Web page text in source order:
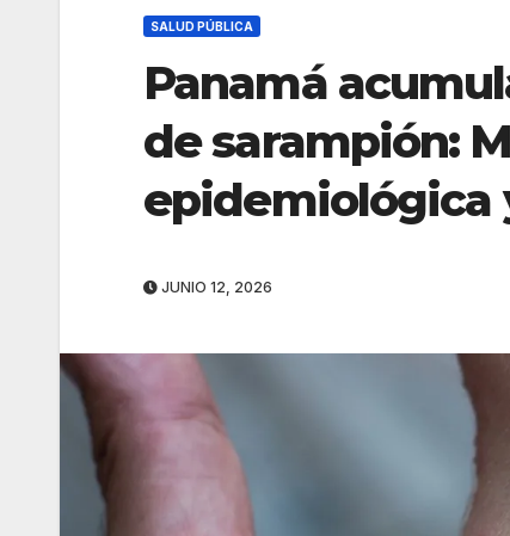
SALUD PÚBLICA
Panamá
de sarampión:
epidemiológica
JUNIO 12, 2026